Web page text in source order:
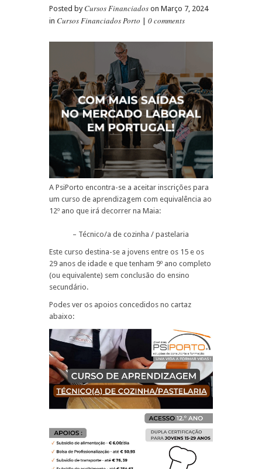
Posted by Cursos Financiados on Março 7, 2024
in Cursos Financiados Porto 0 comments
A PsiPorto encontra-se a aceitar inscrições para
um curso de aprendizagem com equivalência ao
12º ano que irá decorrer na Maia:
– Técnico/a de cozinha / pastelaria
Este curso destina-se a jovens entre os 15 e os
29 anos de idade e que tenham 9º ano completo
(ou equivalente) sem conclusão do ensino
secundário.
Podes ver os apoios concedidos no cartaz
abaixo: